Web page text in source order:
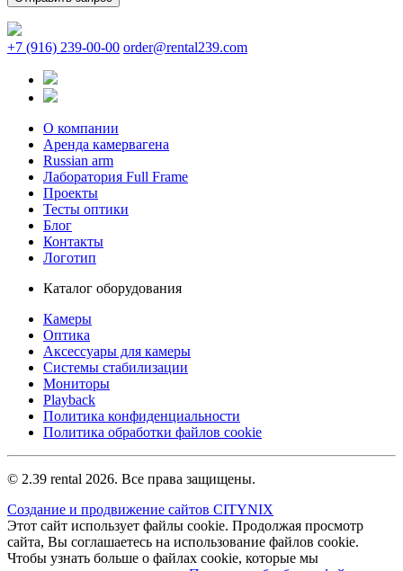
+7 (916) 239-00-00 order@rental239.com
О компании
Аренда камервагена
Russian arm
Лаборатория Full Frame
Проекты
Тесты оптики
Блог
Контакты
Логотип
Каталог оборудования
Камеры
Оптика
Аксессуары для камеры
Системы стабилизации
Мониторы
Playback
Политика конфиденциальности
Политика обработки файлов cookie
© 2.39 rental 2026. Все права защищены.
Создание и продвижение сайтов CITYNIX
Этот сайт использует файлы cookie. Продолжая просмотр
сайта, Вы соглашаетесь на использование файлов cookie.
Чтобы узнать больше о файлах cookie, которые мы